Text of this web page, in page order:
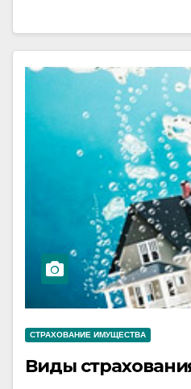
СТРАХОВАНИЕ ИМУЩЕСТВА
Виды